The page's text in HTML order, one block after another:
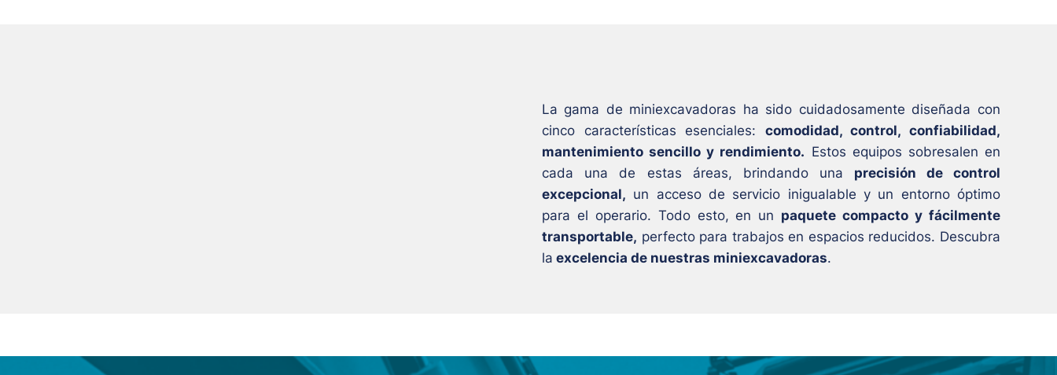
La gama de miniexcavadoras ha sido cuidadosamente diseñada con
cinco características esenciales: comodidad, control, confiabilidad,
mantenimiento sencillo y rendimiento. Estos equipos sobresalen en
cada una de estas áreas, brindando una precisión de control
excepcional, un acceso de servicio inigualable y un entorno óptimo
para el operario. Todo esto, en un paquete compacto y fácilmente
transportable, perfecto para trabajos en espacios reducidos. Descubra
la excelencia de nuestras miniexcavadoras.